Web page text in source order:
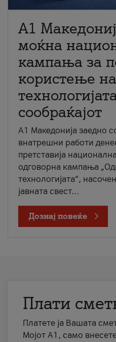
A1
моќна
кампања за
користење на
сообраќајот
A1 Македонија заедно
внатрешни работи
претставија
одговорна кампања
технологијата“,
јавната свест...
Дознај повеќе
Плати
Платете ја Вашата
Мојот А1, само